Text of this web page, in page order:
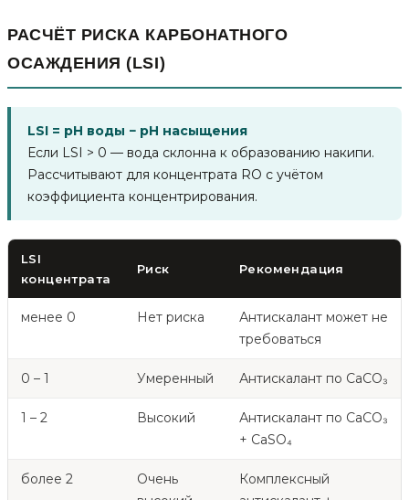
РАСЧЁТ РИСКА КАРБОНАТНОГО
ОСАЖДЕНИЯ (LSI)
LSI = pH воды − pH насыщения
Если LSI > 0 — вода склонна к образованию накипи.
Рассчитывают для концентрата RO с учётом
коэффициента концентрирования.
LSI
концентрата
Риск Рекомендация
менее 0 Нет риска
Антискалант может не
требоваться
0 – 1 Умеренный Антискалант по CaCO₃
1 – 2 Высокий
Антискалант по CaCO₃
+ CaSO₄
более 2
Очень
Комплексный